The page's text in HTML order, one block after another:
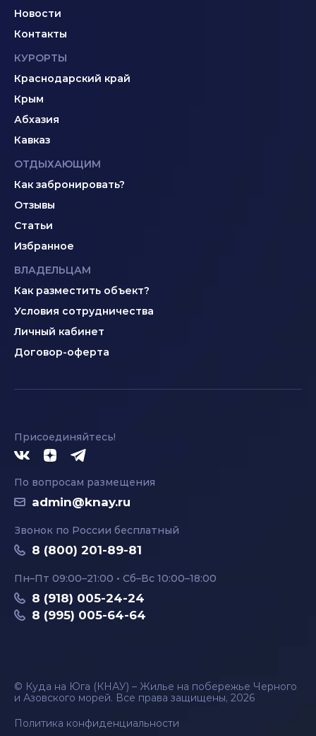
Новости
Контакты
КУРОРТЫ
Краснодарский край
Крым
Абхазия
Кавказ
ОТДЫХАЮЩИМ
Как забронировать?
Отзывы
Статьи
Избранное
ВЛАДЕЛЬЦАМ
Как разместить объект?
Условия сотрудничества
Личный кабинет
Договор-оферта
Присоединяйтесь!
По вопросам размещения
admin@knay.ru
Звонок по России бесплатный
8 (800) 201-89-81
Пн–Пт 09:00–21:00 • Сб–Вс 10:00–18:00
8 (918) 005-24-24
8 (995) 005-64-64
© Куда на Юга (КНАУ) – Жилье на побережье Черного
и Азовского морей. Все права защищены, 2026
Политика конфиденциальности